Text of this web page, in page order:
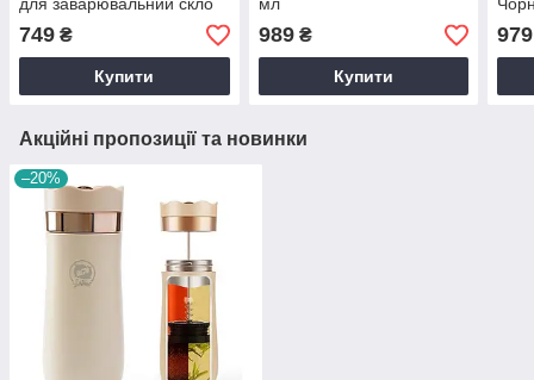
для заварювальний скло
749 ₴
Купити
мл
989₴
Купити
979
Акційні пропозиції та новинки
–20%